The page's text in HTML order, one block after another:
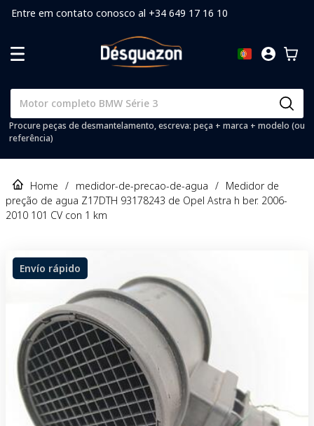
Entre em contato conosco al +34 649 17 16 10
Procure peças de desmantelamento, escreva: peça + marca + modelo (ou
referência)
Home / medidor-de-precao-de-agua / Medidor de
preção de agua Z17DTH 93178243 de Opel Astra h ber. 2006-
2010 101 CV con 1 km
Envío rápido